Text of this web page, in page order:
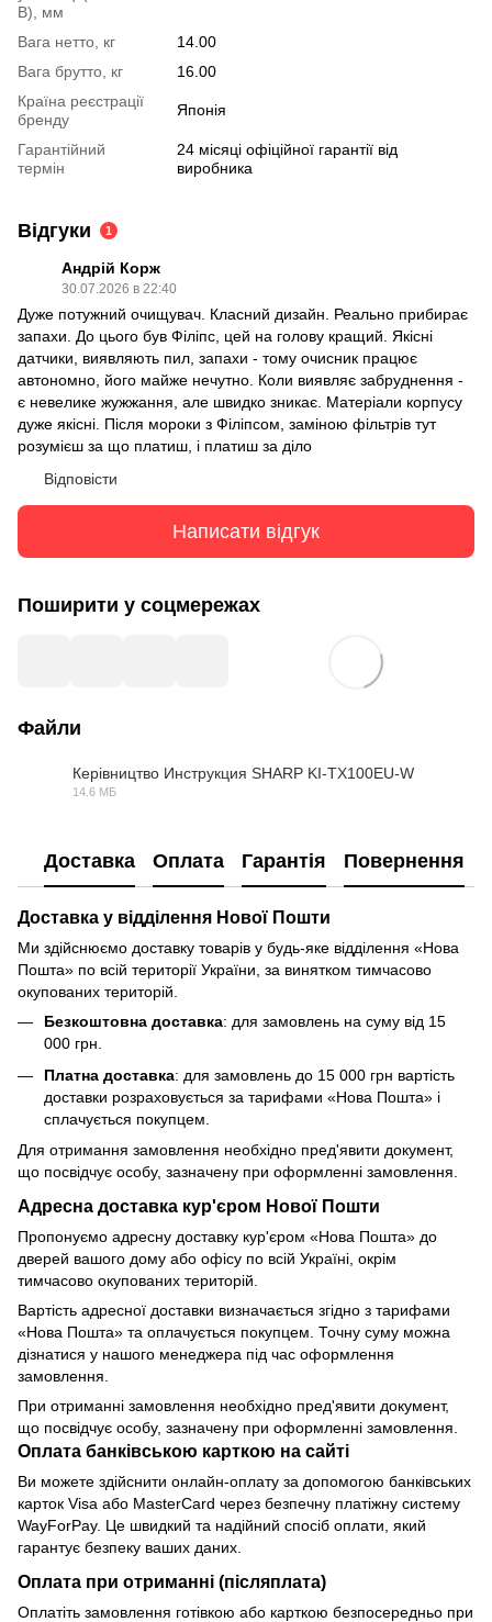
В), мм
Вага нетто, кг
14.00
Вага брутто, кг
16.00
Країна реєстрації
бренду
Японія
Гарантійний
термін
24 місяці офіційної гарантії від
виробника
Відгуки 1
Андрій Корж
30.07.2026 в 22:40
Дуже потужний очищувач. Класний дизайн. Реально прибирає
запахи. До цього був Філіпс, цей на голову кращий. Якісні
датчики, виявляють пил, запахи - тому очисник працює
автономно, його майже нечутно. Коли виявляє забруднення -
є невелике жужжання, але швидко зникає. Матеріали корпусу
дуже якісні. Після мороки з Філіпсом, заміною фільтрів тут
розумієш за що платиш, і платиш за діло
Відповісти
Написати відгук
Поширити у соцмережах
Файли
Керівництво Инструкция SHARP KI-TX100EU-W
14.6 МБ
Доставка Оплата Гарантія Повернення
Доставка у відділення Нової Пошти
Ми здійснюємо доставку товарів у будь-яке відділення «Нова
Пошта» по всій території України, за винятком тимчасово
окупованих територій.
Безкоштовна доставка: для замовлень на суму від 15
000 грн.
Платна доставка: для замовлень до 15 000 грн вартість
доставки розраховується за тарифами «Нова Пошта» і
сплачується покупцем.
Для отримання замовлення необхідно пред'явити документ,
що посвідчує особу, зазначену при оформленні замовлення.
Адресна доставка кур'єром Нової Пошти
Пропонуємо адресну доставку кур'єром «Нова Пошта» до
дверей вашого дому або офісу по всій Україні, окрім
тимчасово окупованих територій.
Вартість адресної доставки визначається згідно з тарифами
«Нова Пошта» та оплачується покупцем. Точну суму можна
дізнатися у нашого менеджера під час оформлення
замовлення.
При отриманні замовлення необхідно пред'явити документ,
що посвідчує особу, зазначену при оформленні замовлення.
Оплата банківською карткою на сайті
Ви можете здійснити онлайн-оплату за допомогою банківських
карток Visa або MasterCard через безпечну платіжну систему
WayForPay. Це швидкий та надійний спосіб оплати, який
гарантує безпеку ваших даних.
Оплата при отриманні (післяплата)
Оплатіть замовлення готівкою або карткою безпосередньо при